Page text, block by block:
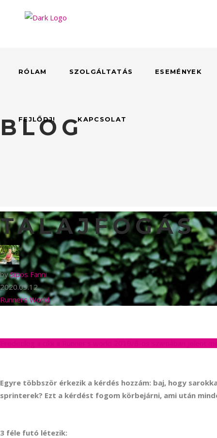
RÓLAM SZOLGÁLTATÁS ESEMÉNYEK
FEJLŐDJ! KAPCSOLAT
BLOG
TALAJFOGÁS
bySipos Fanni
2020.03.12.
Runners World
Egyre többször érkezik a kérdés hozzám: baj, hogy
sprinterek? Ezt a kérdést fogom körbejárni, ami után
3 féle futó létezik: